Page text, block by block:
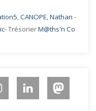
,CANOPE,Nathan -
- TrésorierM@ths'n Co